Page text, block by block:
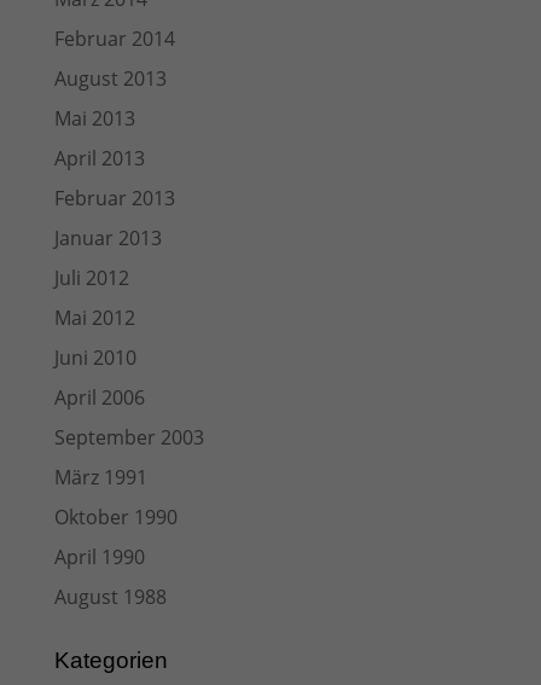
Februar 2014
August 2013
Mai 2013
April 2013
Februar 2013
Januar 2013
Juli 2012
Mai 2012
Juni 2010
April 2006
September 2003
März 1991
Oktober 1990
April 1990
August 1988
Kategorien